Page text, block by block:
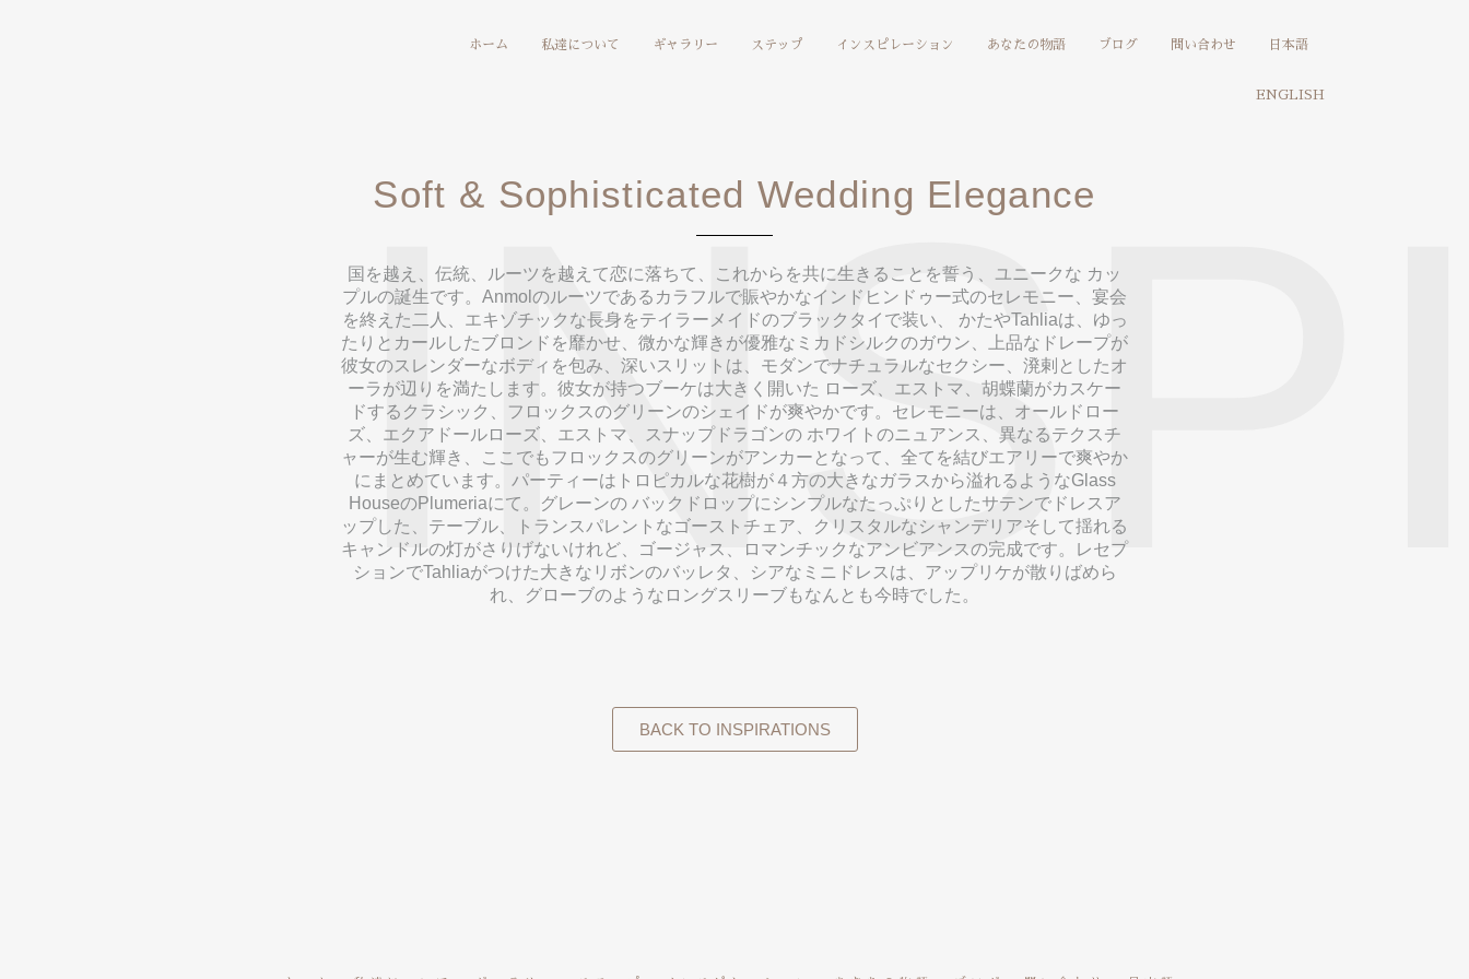
ホーム 私達について ギャラリー ステップ インスピレーション あなたの物語 ブログ 問い合わせ 日本語
ENGLISH
Soft & Sophisticated Wedding Elegance
国を越え、伝統、ルーツを越えて恋に落ちて、これからを共に生きることを誓う、ユニークな カッ
プルの誕生です。Anmolのルーツであるカラフルで賑やかなインドヒンドゥー式のセレモニー、宴会
を終えた二人、エキゾチックな長身をテイラーメイドのブラックタイで装い、 かたやTahliaは、ゆっ
たりとカールしたブロンドを靡かせ、微かな輝きが優雅なミカドシルクのガウン、上品なドレープが
彼女のスレンダーなボディを包み、深いスリットは、モダンでナチュラルなセクシー、溌剌としたオ
ーラが辺りを満たします。彼女が持つブーケは大きく開いた ローズ、エストマ、胡蝶蘭がカスケー
ドするクラシック、フロックスのグリーンのシェイドが爽やかです。セレモニーは、オールドロー
ズ、エクアドールローズ、エストマ、スナップドラゴンの ホワイトのニュアンス、異なるテクスチ
ャーが生む輝き、ここでもフロックスのグリーンがアンカーとなって、全てを結びエアリーで爽やか
にまとめています。パーティーはトロピカルな花樹が４方の大きなガラスから溢れるようなGlass
HouseのPlumeriaにて。グレーンの バックドロップにシンプルなたっぷりとしたサテンでドレスア
ップした、テーブル、トランスパレントなゴーストチェア、クリスタルなシャンデリアそして揺れる
キャンドルの灯がさりげないけれど、ゴージャス、ロマンチックなアンビアンスの完成です。レセプ
ションでTahliaがつけた大きなリボンのバッレタ、シアなミニドレスは、アップリケが散りばめら
れ、グローブのようなロングスリーブもなんとも今時でした。
BACK TO INSPIRATIONS